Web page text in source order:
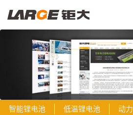
智能锂电池 低温锂电池 动